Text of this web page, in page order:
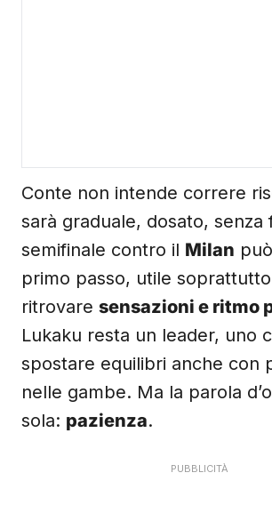
Conte non intende correre
sarà graduale, dosato, senza
semifinale contro il Milan
primo passo, utile
ritrovare sensazioni e ritmo
Lukaku resta un leader, uno
spostare equilibri anche con
nelle gambe. Ma la parola
sola: pazienza.